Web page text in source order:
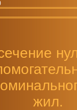
жил.